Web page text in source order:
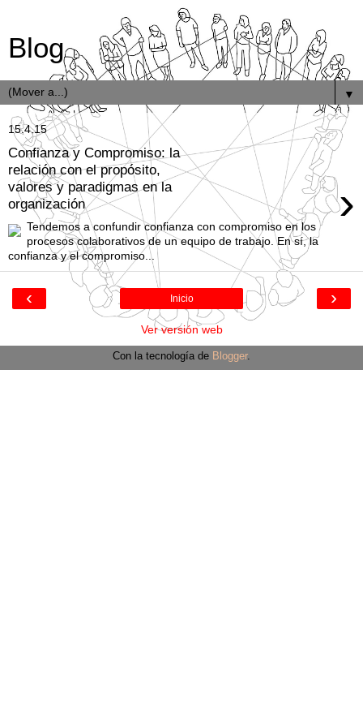
Blog
▼
15.4.15
Confianza y Compromiso: la
relación con el propósito,
valores y paradigmas en la
organización
›
Tendemos a confundir confianza con compromiso en los
procesos colaborativos de un equipo de trabajo. En sí, la
confianza y el compromiso...
‹ ›
Inicio
Ver versión web
Con la tecnología de Blogger.